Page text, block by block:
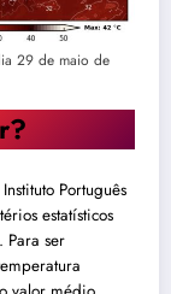
29 de maio de
Português
estatísticos
Para ser